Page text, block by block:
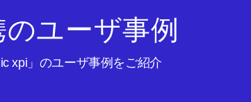
ユーザ事例
xpi」のユーザ事例をご紹介